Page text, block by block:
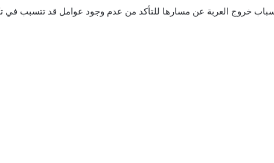
خروج العربة عن مسارها للتأكد من عدم وجود عوامل قد تتسبب في